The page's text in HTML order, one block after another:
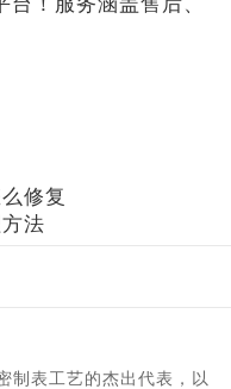
修复
法
制表工艺的杰出代表，以